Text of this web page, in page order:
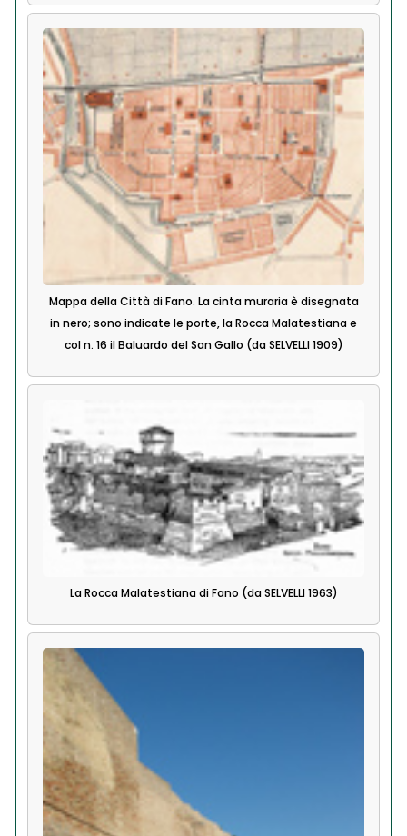
Mappa della Città di Fano. La cinta muraria è disegnata
in nero; sono indicate le porte, la Rocca Malatestiana e
col n. 16 il Baluardo del San Gallo (da SELVELLI 1909)
La Rocca Malatestiana di Fano (da SELVELLI 1963)